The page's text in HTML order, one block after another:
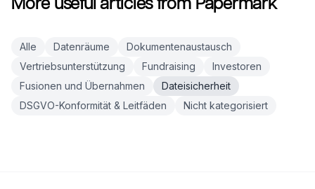
Alle Datenräume
Dokumentenaustausch
Vertriebsunterstützung
Fundraising
Investoren
Fusionen und Übernahmen
Dateisicherheit
DSGVO-Konformität & Leitfäden
Nicht kategorisiert